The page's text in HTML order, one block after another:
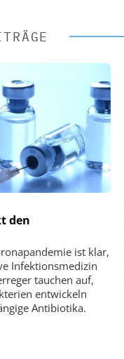
den
ist klar,
Infektionsmedizin
tauchen auf,
entwickeln
Antibiotika.